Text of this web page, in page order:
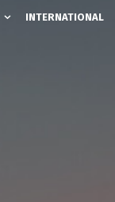
INTERNATIONAL